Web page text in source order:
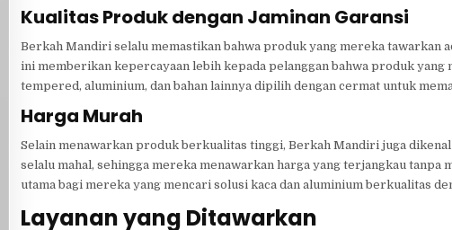
Kualitas Produk dengan Jaminan Garansi
Berkah Mandiri selalu memastikan bahwa produk yang mereka tawarkan
ini memberikan kepercayaan lebih kepada pelanggan bahwa produk
tempered, aluminium, dan bahan lainnya dipilih dengan cermat untuk
Harga Murah
Selain menawarkan produk berkualitas tinggi, Berkah Mandiri juga
selalu mahal, sehingga mereka menawarkan harga yang terjangkau
utama bagi mereka yang mencari solusi kaca dan aluminium berkualitas
Layanan yang Ditawarkan